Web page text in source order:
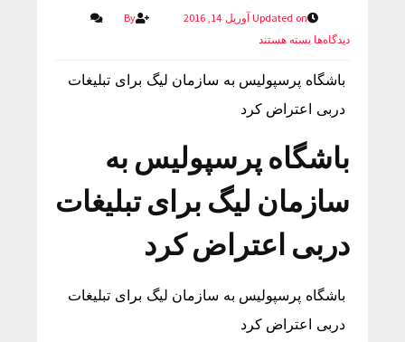
Updated on آوریل 14, 2016
By
دیدگاه‌هابسته هستند
باشگاه پرسپولیس به سازمان لیگ برای تبلیغات
دربی اعتراض کرد
باشگاه پرسپولیس به
سازمان لیگ برای تبلیغات
دربی اعتراض کرد
باشگاه پرسپولیس به سازمان لیگ برای تبلیغات
دربی اعتراض کرد